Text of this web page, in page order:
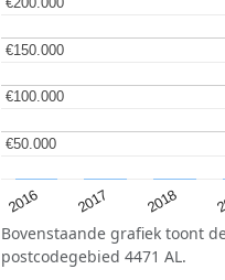
2016 2017 2018
€50.000
€50.000
€100.000
€100.000
€150.000
€150.000
Bovenstaande grafiek toont
postcodegebied 4471 AL.